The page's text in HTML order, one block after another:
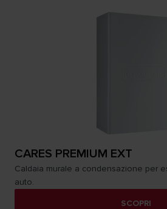
CARES PREMIUM EXT
Caldaia murale a condensazione per
auto.
SCOPRI